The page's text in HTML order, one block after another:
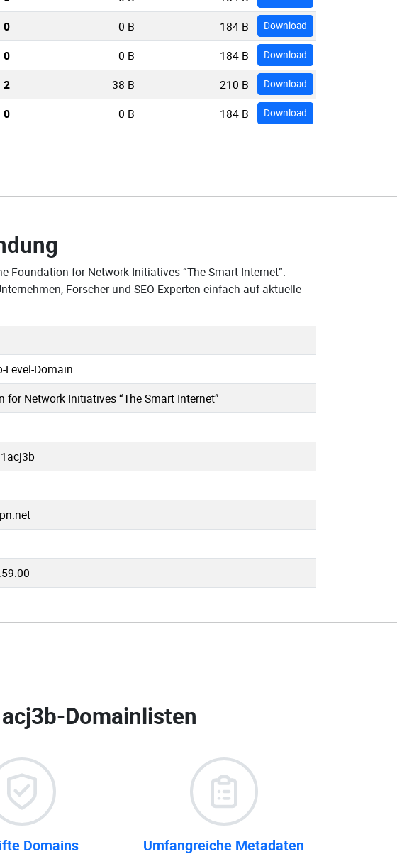
0 0 B 184 B Download
0 0 B 184 B Download
2 38 B 210 B Download
0 0 B 184 B Download
Foundation for Network Initiatives “The Smart Internet”.
Forscher und SEO-Experten einfach auf aktuelle
Level-Domain
for Network Initiatives “The Smart Internet”
Domainlisten
Domains Umfangreiche Metadaten